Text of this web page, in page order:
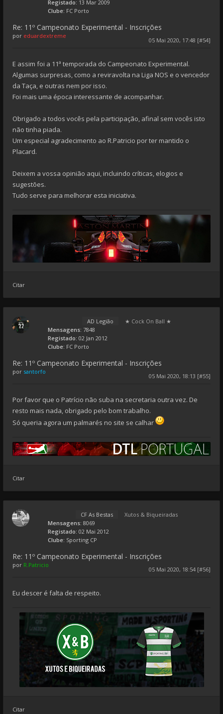
Registado: 13 Mar 2009
Clube: FC Porto
Re: 11º Campeonato Experimental - Inscrições
05 Mai 2020, 17:48 [#54]
por eduardextreme
E assim foi a 11ª temporada do Campeonato Experimental.
Algumas surpresas, como a reviravolta na Liga NOS e o vencedor
da Taça, e outras nem por isso.
Foi mais uma época interessante de acompanhar.
Obrigado a todos vocês pela participação, afinal sem vocês isto
não tinha piada.
Um especial agradecimento ao R.Patricio por ter mantido o
Placard.
Deixem a vossa opinião aqui, incluindo críticas, elogios e
sugestões.
Tudo serve para melhorar esta iniciativa.
Citar
AD Legião
★ Cock On Ball ★
Mensagens: 7848
Registado: 02 Jan 2012
Clube: FC Porto
Re: 11º Campeonato Experimental - Inscrições
05 Mai 2020, 18:13 [#55]
por santorfo
Por favor que o Patrício não suba na secretaria outra vez. De
resto mais nada, obrigado pelo bom trabalho.
Só queria agora um palmarés no site se calhar
Citar
CF As Bestas
Xutos & Biqueiradas
Mensagens: 8069
Registado: 02 Mai 2012
Clube: Sporting CP
Re: 11º Campeonato Experimental - Inscrições
05 Mai 2020, 18:54 [#56]
por R.Patricio
Eu descer é falta de respeito.
Citar